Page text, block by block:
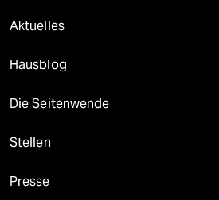
Aktuelles
Hausblog
Die Seitenwende
Stellen
Presse